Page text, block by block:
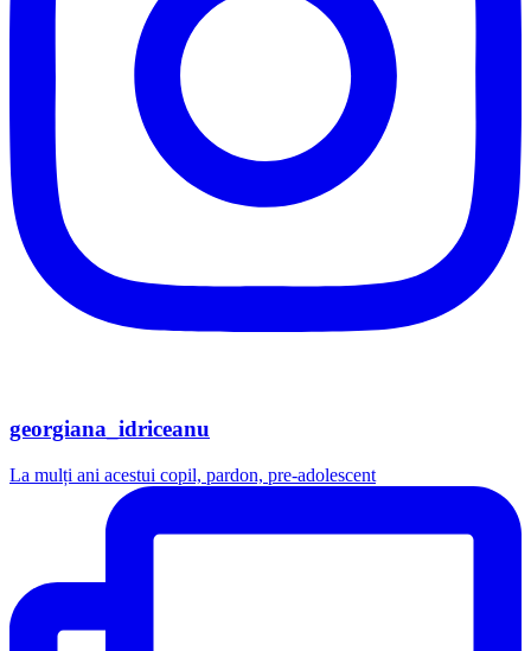
georgiana_idriceanu
La mulți ani acestui copil, pardon, pre-adolescent